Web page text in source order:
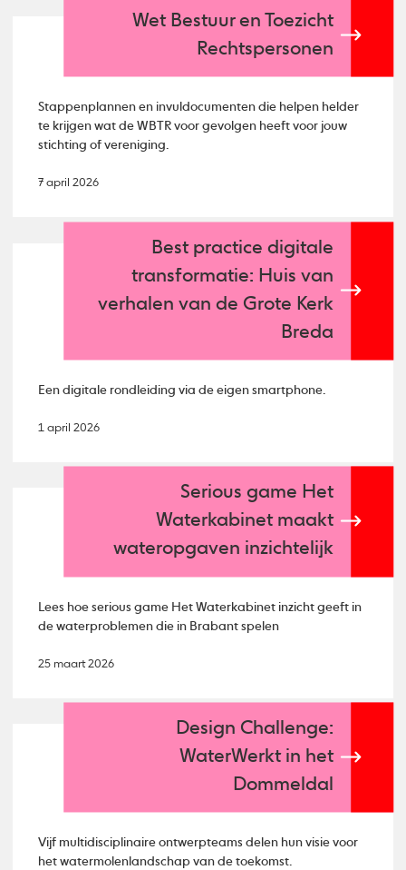
Wet Bestuur en Toezicht
Rechtspersonen
Stappenplannen en invuldocumenten die helpen helder
te krijgen wat de WBTR voor gevolgen heeft voor jouw
stichting of vereniging.
7 april 2026
Best practice digitale
transformatie: Huis van
verhalen van de Grote Kerk
Breda
Een digitale rondleiding via de eigen smartphone.
1 april 2026
Serious game Het
Waterkabinet maakt
wateropgaven inzichtelijk
Lees hoe serious game Het Waterkabinet inzicht geeft in
de waterproblemen die in Brabant spelen
25 maart 2026
Design Challenge:
WaterWerkt in het
Dommeldal
Vijf multidisciplinaire ontwerpteams delen hun visie voor
het watermolenlandschap van de toekomst.